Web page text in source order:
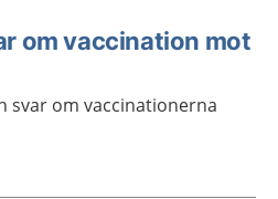
om vaccination mot
svar om vaccinationerna